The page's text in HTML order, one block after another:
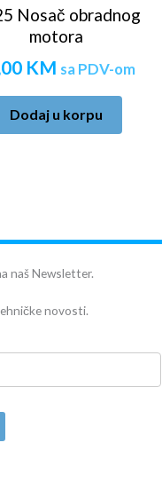
Nosač obradnog
motora
KM sa PDV-om
Dodaj u korpu
naš Newsletter.
novosti.